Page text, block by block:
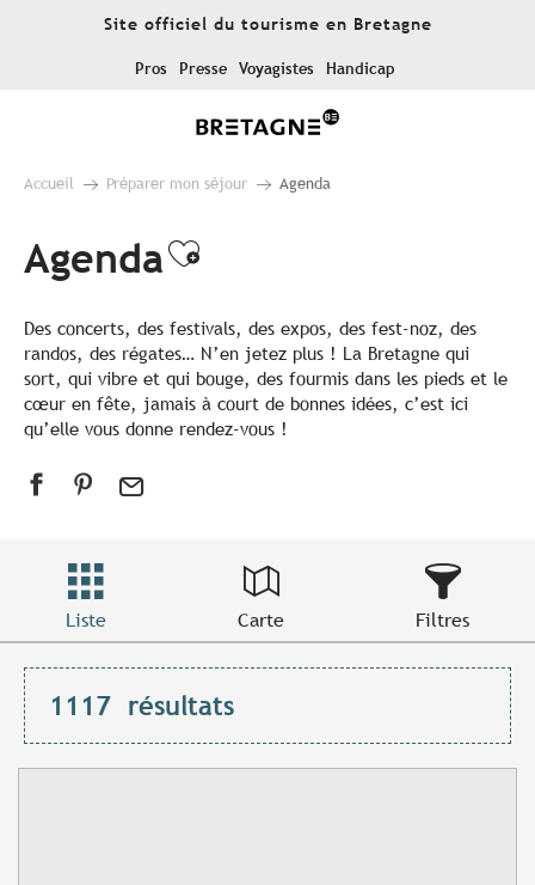
Site officiel du tourisme en Bretagne
Pros Presse Voyagistes Handicap
Accueil Préparer mon séjour Agenda
AgendaAjouter aux favoris
Des concerts, des festivals, des expos, des fest-noz, des
randos, des régates… N’en jetez plus ! La Bretagne qui
sort, qui vibre et qui bouge, des fourmis dans les pieds et le
cœur en fête, jamais à court de bonnes idées, c’est ici
qu’elle vous donne rendez-vous !
Liste Carte Filtres
1117 résultats